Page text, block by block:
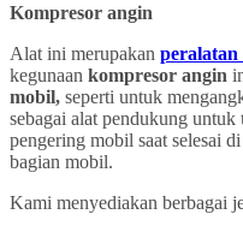
Kompresor angin
Alat ini merupakan peralatan
kegunaan kompresor angin
mobil, seperti untuk
sebagai alat pendukung untuk
pengering mobil saat selesai
bagian mobil.
Kami menyediakan berbagai